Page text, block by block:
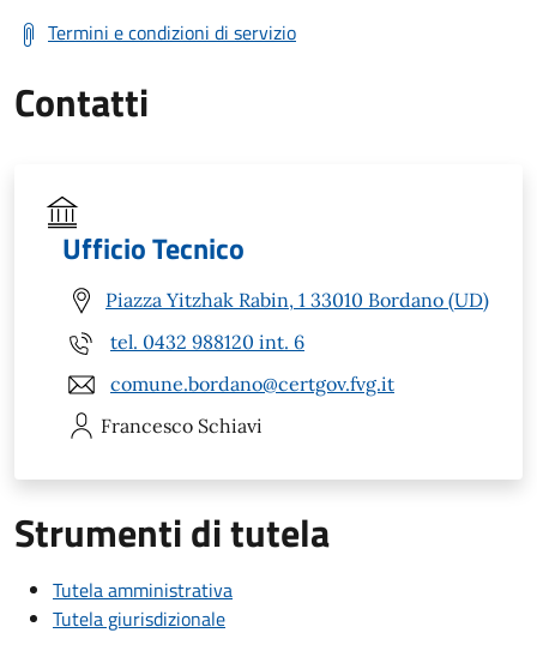
Termini e condizioni di servizio
Contatti
Ufficio Tecnico
Piazza Yitzhak Rabin, 1 33010 Bordano (UD)
tel. 0432 988120 int. 6
comune.bordano@certgov.fvg.it
Francesco Schiavi
Strumenti di tutela
Tutela amministrativa
Tutela giurisdizionale